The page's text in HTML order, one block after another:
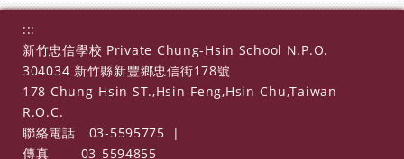
:::
新竹忠信學校 Private Chung-Hsin School N.P.O.
304034 新竹縣新豐鄉忠信街178號
178 Chung-Hsin ST.,Hsin-Feng,Hsin-Chu,Taiwan
R.O.C.
聯絡電話
03-5595775
|
傳真
03-5594855